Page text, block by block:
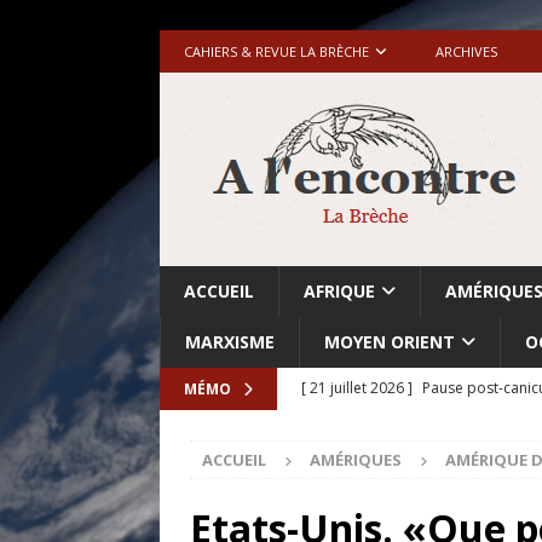
CAHIERS & REVUE LA BRÈCHE ARCHIVES
ACCUEIL AFRIQUE AMÉRIQUES
MARXISME MOYEN ORIENT
MÉMO [ 21 juillet 2026 ] Pause post-
[ 18 juillet 2026 ]
Israël-Palestine.
avant les élections du 27 octobre»
ACCUEIL AMÉRIQUES AMÉRIQUE
Etats-Unis. «Que